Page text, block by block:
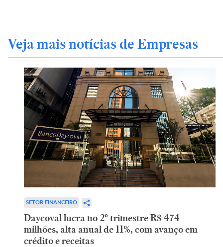
Veja mais notícias de Empresas
SETOR FINANCEIRO
Daycoval lucra no 2º trimestre R$ 474
milhões, alta anual de 11%, com avanço em
crédito e receitas